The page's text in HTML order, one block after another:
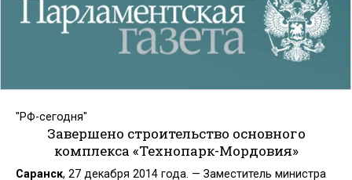
"РФ-сегодня"
Завершено строительство основного
комплекса «Технопарк-Мордовия»
Саранск, 27 декабря 2014 года. — Заместитель министра